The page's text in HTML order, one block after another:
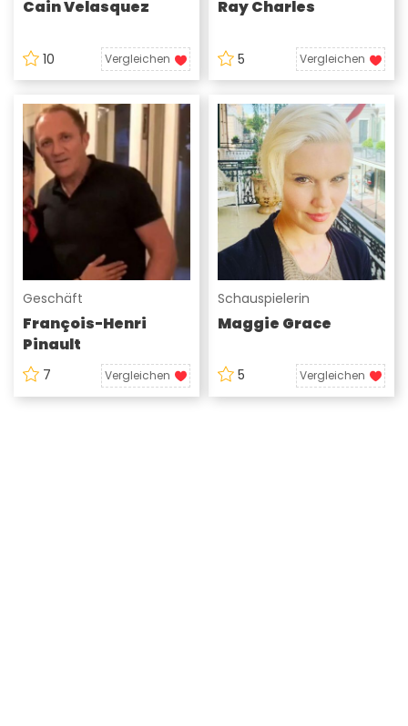
Cain Velasquez
10 Vergleichen
Ray Charles
5 Vergleichen
Geschäft
François-Henri
Pinault
7 Vergleichen
Schauspielerin
Maggie Grace
5 Vergleichen